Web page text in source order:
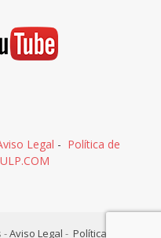
Legal - Política de
-Aviso Legal - Política de